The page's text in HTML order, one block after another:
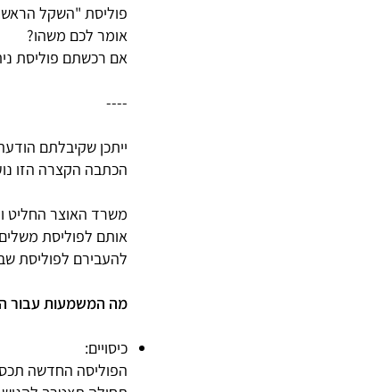
פוליסת "השקל
אומר לכם משהו?
אם רכשתם פוליסת ניתוחים בישראל בין
----
ייתכן שקיבלתם
הכתבה הקצרה הזו
משרד האוצר החליט
אותם לפוליסת
להעבירם לפוליסת
מה המשמעות עבור
כיסויים:
הפוליסה החדשה